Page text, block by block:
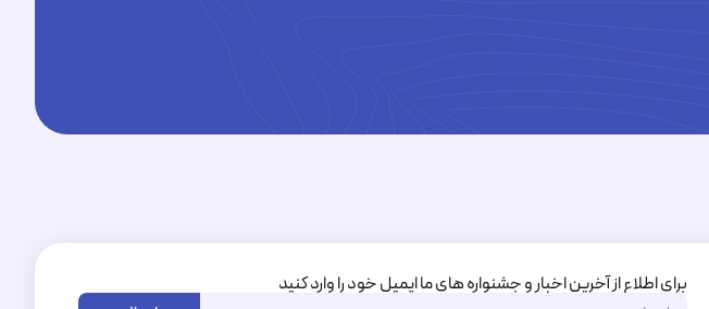
برای اطلاع از آخرین اخبار و جشنواره های ما ایمیل خود را وارد کنید